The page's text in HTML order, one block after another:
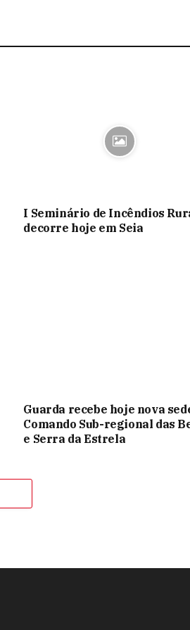
I Seminário de Incêndios
decorre hoje em Seia
Guarda recebe hoje nova
Comando Sub-regional das
e Serra da Estrela